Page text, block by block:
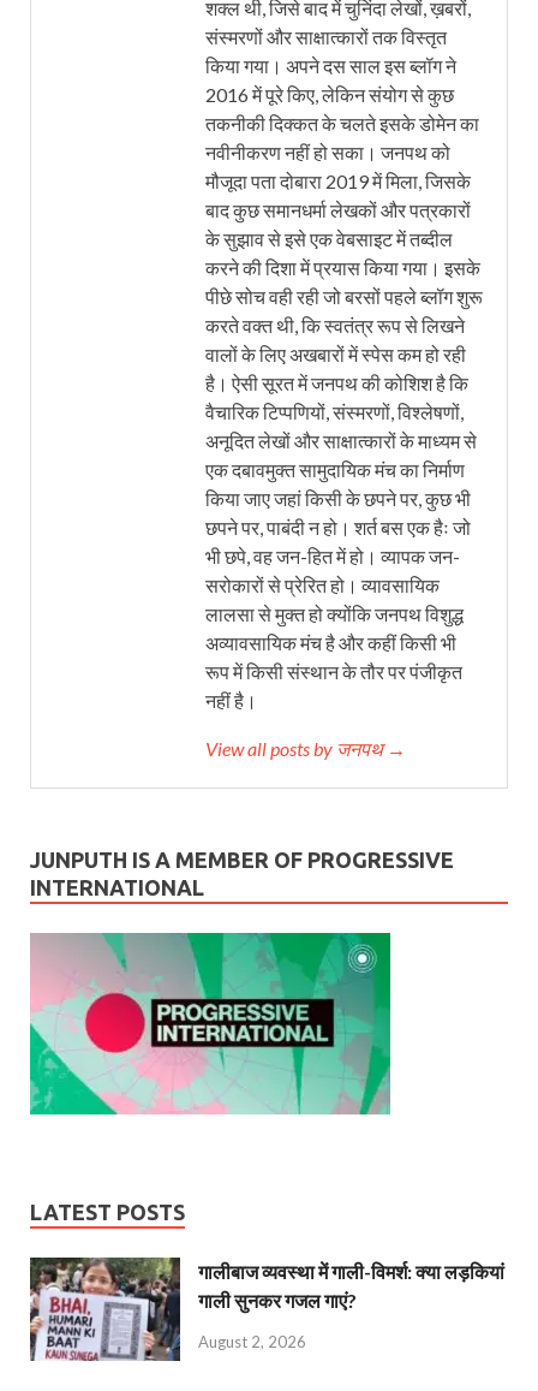
शक्ल थी, जिसे बाद में चुनिंदा लेखों, ख़बरों,
संस्मरणों और साक्षात्कारों तक विस्तृत
किया गया। अपने दस साल इस ब्लॉग ने
2016 में पूरे किए, लेकिन संयोग से कुछ
तकनीकी दिक्कत के चलते इसके डोमेन का
नवीनीकरण नहीं हो सका। जनपथ को
मौजूदा पता दोबारा 2019 में मिला, जिसके
बाद कुछ समानधर्मा लेखकों और पत्रकारों
के सुझाव से इसे एक वेबसाइट में तब्दील
करने की दिशा में प्रयास किया गया। इसके
पीछे सोच वही रही जो बरसों पहले ब्लॉग शुरू
करते वक्त थी, कि स्वतंत्र रूप से लिखने
वालों के लिए अखबारों में स्पेस कम हो रही
है। ऐसी सूरत में जनपथ की कोशिश है कि
वैचारिक टिप्पणियों, संस्मरणों, विश्लेषणों,
अनूदित लेखों और साक्षात्कारों के माध्यम से
एक दबावमुक्त सामुदायिक मंच का निर्माण
किया जाए जहां किसी के छपने पर, कुछ भी
छपने पर, पाबंदी न हो। शर्त बस एक हैः जो
भी छपे, वह जन-हित में हो। व्यापक जन-
सरोकारों से प्रेरित हो। व्यावसायिक
लालसा से मुक्त हो क्योंकि जनपथ विशुद्ध
अव्यावसायिक मंच है और कहीं किसी भी
रूप में किसी संस्थान के तौर पर पंजीकृत
नहीं है।
View all posts by जनपथ →
JUNPUTH IS A MEMBER OF PROGRESSIVE
INTERNATIONAL
LATEST POSTS
गालीबाज व्‍यवस्‍था में गाली-विमर्श: क्या लड़कियां
गाली सुनकर गजल गाएं?
August 2, 2026